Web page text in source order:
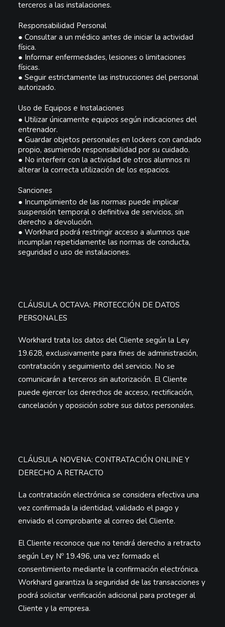
terceros a las instalaciones.
Responsabilidad Personal
● Consultar a un médico antes de iniciar la actividad
física.
● Informar enfermedades, lesiones o limitaciones
físicas.
● Seguir estrictamente las instrucciones del personal
autorizado.
Uso de Equipos e Instalaciones
● Utilizar únicamente equipos según indicaciones del
entrenador.
● Guardar objetos personales en lockers con candado
propio, asumiendo responsabilidad por su cuidado.
● No interferir con la actividad de otros alumnos ni
alterar la correcta utilización de los espacios.
Sanciones
● Incumplimiento de las normas puede implicar
suspensión temporal o definitiva de servicios, sin
derecho a devolución.
● Workhard podrá restringir acceso a alumnos que
incumplan repetidamente las normas de conducta,
seguridad o uso de instalaciones.
CLÁUSULA OCTAVA: PROTECCIÓN DE DATOS
PERSONALES
Workhard trata los datos del Cliente según la Ley
19.628, exclusivamente para fines de administración,
contratación y seguimiento del servicio. No se
comunicarán a terceros sin autorización. El Cliente
puede ejercer los derechos de acceso, rectificación,
cancelación y oposición sobre sus datos personales.
CLÁUSULA NOVENA: CONTRATACIÓN ONLINE Y
DERECHO A RETRACTO
La contratación electrónica se considera efectiva una
vez confirmada la identidad, validado el pago y
enviado el comprobante al correo del Cliente.
El Cliente reconoce que no tendrá derecho a retracto
según Ley Nº 19.496, una vez formado el
consentimiento mediante la confirmación electrónica.
Workhard garantiza la seguridad de las transacciones y
podrá solicitar verificación adicional para proteger al
Cliente y la empresa.